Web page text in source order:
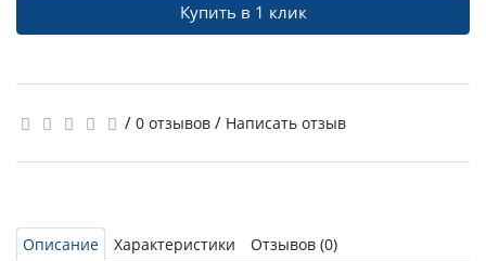
Купить в 1 клик
/ 0 отзывов / Написать отзыв
Описание Характеристики Отзывов (0)